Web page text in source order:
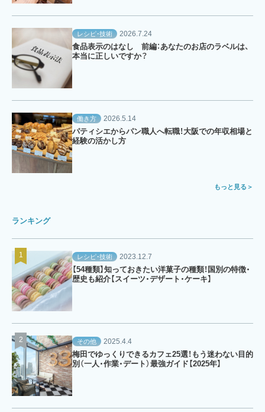
レシピ・技術 2026.7.24
食品表示のはなし 前編：あなたのお店のラベルは、
本当に正しいですか？
働き方 2026.5.14
パティシエからパン職人へ転職！大阪での年収相場と
経験の活かし方
もっと見る
ランキング
レシピ・技術 2023.12.7
【54種類】知っておきたい洋菓子の種類！国別の特徴・
歴史も紹介【スイーツ・デザート・ケーキ】
その他 2025.4.4
梅田でゆっくりできるカフェ25選！もう迷わない目的
別（一人・作業・デート）最強ガイド【2025年】